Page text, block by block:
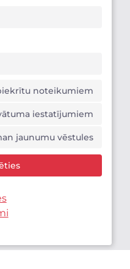
noteikumiem
iestatījumiem
jaunumu vēstules